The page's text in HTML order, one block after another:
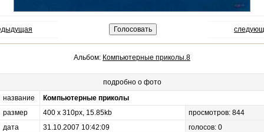
Альбом: Компьютерные приколы.8
подробно о фото
название
Компьютерные приколы
размер
400 x 310px, 15.85kb
просмотров: 844
дата
31.10.2007 10:42:09
голосов: 0